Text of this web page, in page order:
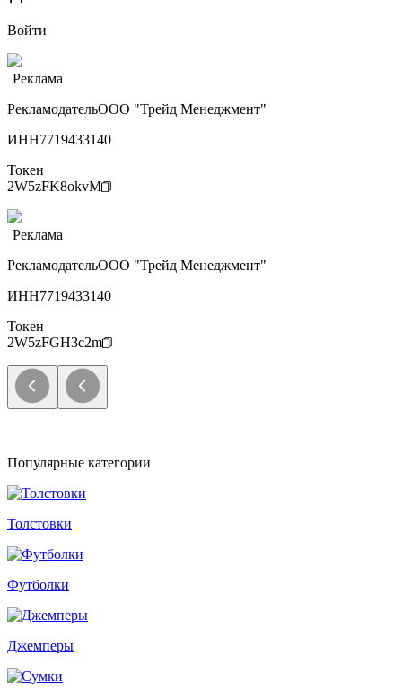
Войти
Реклама
РекламодательООО "Трейд Менеджмент"
ИНН7719433140
Токен
2W5zFK8okvM
Реклама
РекламодательООО "Трейд Менеджмент"
ИНН7719433140
Токен
2W5zFGH3c2m
Популярные категории
Толстовки
Футболки
Джемперы